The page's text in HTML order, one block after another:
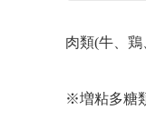
肉類(牛、
※増粘多糖